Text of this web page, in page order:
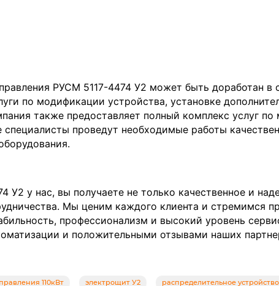
РУСМ 5117-4474 У2 может быть доработан в
по модификации устройства, установке
также предоставляет полный комплекс услуг
проведут необходимые работы
У2 у нас, вы получаете не только качественное и
Мы ценим каждого клиента и стремимся
профессионализм и высокий уровень
и положительными отзывами наших
110кВт электрощит У2 распределительное устройство